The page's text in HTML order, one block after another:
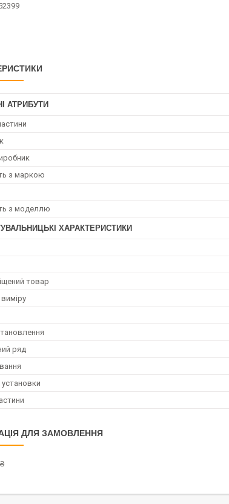
АТРИБУТИ
з маркою
з моделлю
ХАРАКТЕРИСТИКИ
товар
ряд
ДЛЯ ЗАМОВЛЕННЯ